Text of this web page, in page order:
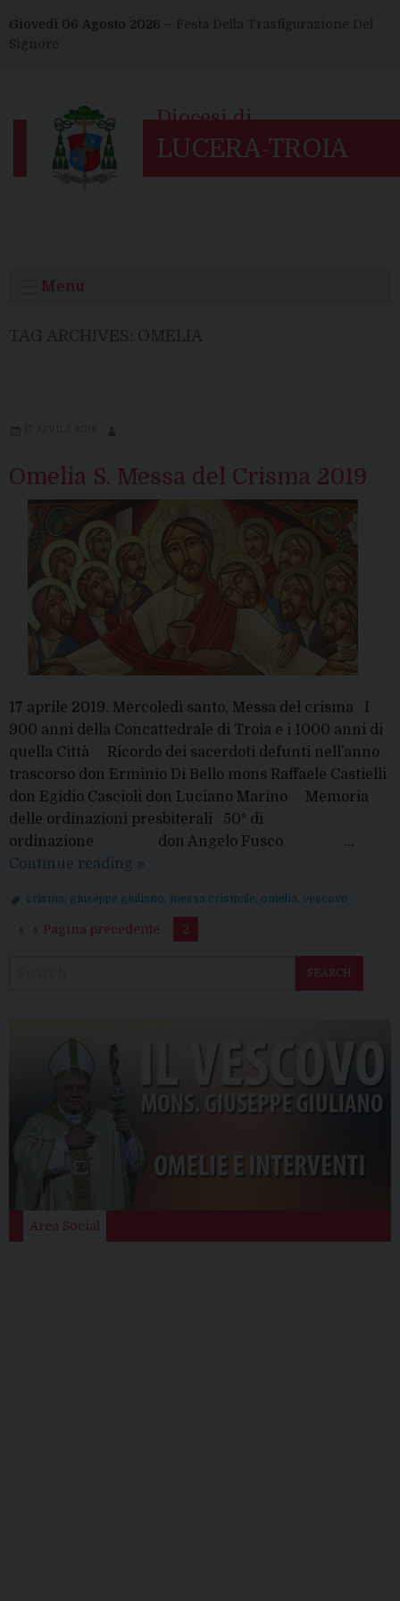
to
content
Giovedì 06 Agosto 2026 – Festa Della Trasfigurazione Del
Signore
Menu
Omelia S. Messa del Crisma 2019
17 aprile 2019. Mercoledì santo, Messa del crisma I
900 anni della Concattedrale di Troia e i 1000 anni di
quella Città Ricordo dei sacerdoti defunti nell’anno
trascorso don Erminio Di Bello mons Raffaele Castielli
don Egidio Cascioli don Luciano Marino Memoria
delle ordinazioni presbiterali 50° di
ordinazione don Angelo Fusco …
Continue reading Omelia
Messa
del
»
crisma giuseppe giuliano messa crismale omelia vescovo
« Pagina precedente 2
SEARCH
Area Social